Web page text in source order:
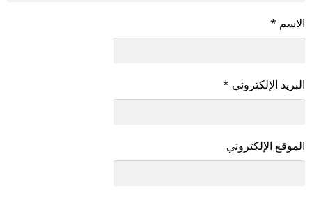
الاسم *
البريد الإلكتروني *
الموقع الإلكتروني